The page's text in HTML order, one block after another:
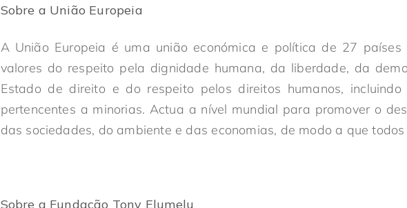
Sobre a União Europeia
A União Europeia é uma união económica e política de 27 países
valores do respeito pela dignidade humana, da liberdade, da
Estado de direito e do respeito pelos direitos humanos,
pertencentes a minorias. Actua a nível mundial para promover o
das sociedades, do ambiente e das economias, de modo a que
Sobre a Fundação Tony Elumelu